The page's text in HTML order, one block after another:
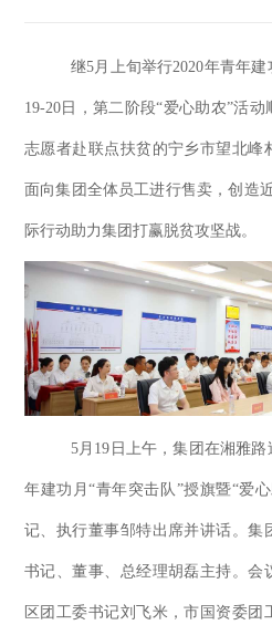
继5月上旬举行2020年青年
19-20日，第二阶段“爱心助农”活
志愿者赴联点扶贫的宁乡市望北峰
面向集团全体员工进行售卖，创造
际行动助力集团打赢脱贫攻坚战。
5月19日上午，集团在湘雅
年建功月“青年突击队”授旗暨“爱
记、执行董事邹特出席并讲话。集
书记、董事、总经理胡磊主持。会
区团工委书记刘飞米，市国资委